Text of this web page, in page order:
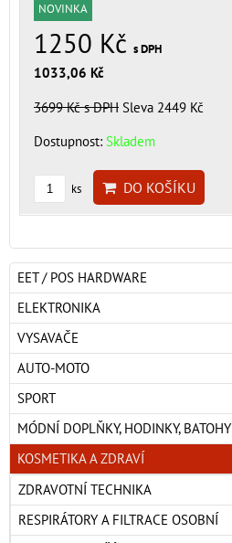
NOVINKA
1250 Kč s DPH
1033,06 Kč
3699 Kčs DPH Sleva 2449 Kč
Dostupnost: Skladem
ks DO KOŠÍKU
EET / POS HARDWARE
ELEKTRONIKA
VYSAVAČE
AUTO-MOTO
SPORT
MÓDNÍ DOPLŇKY, HODINKY, BATOHY
KOSMETIKA A ZDRAVÍ
ZDRAVOTNÍ TECHNIKA
RESPIRÁTORY A FILTRACE OSOBNÍ